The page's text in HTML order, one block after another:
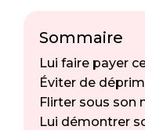
Sommaire
Lui faire payer
Éviter de
Flirter sous son
Lui démontrer